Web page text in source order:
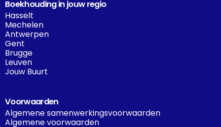
Boekhouding in jouw regio
Hasselt
Mechelen
Antwerpen
Gent
Brugge
Leuven
Jouw Buurt
Voorwaarden
Algemene samenwerkingsvoorwaarden
Algemene voorwaarden